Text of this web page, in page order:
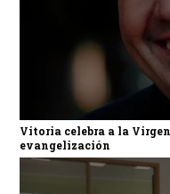
Vitoria celebra a la
evangelización